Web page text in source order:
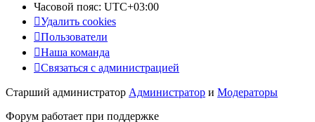
Часовой пояс: UTC+03:00
Удалить cookies
Пользователи
Наша команда
Связаться с администрацией
Старший администратор Администратор и Модераторы
Форум работает при поддержке